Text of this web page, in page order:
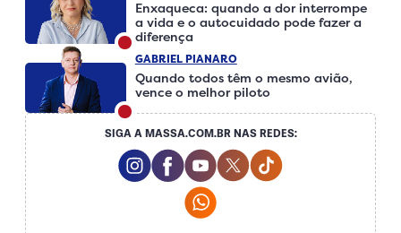
Enxaqueca: quando a dor interrompe
a vida e o autocuidado pode fazer a
diferença
GABRIEL PIANARO
Quando todos têm o mesmo avião,
vence o melhor piloto
SIGA A MASSA.COM.BR NAS REDES:
Instagram Social Media
Facebook Social Media
Youtube Social Media
Twitter Social Media
Tiktok Social
Whatsapp Social Media